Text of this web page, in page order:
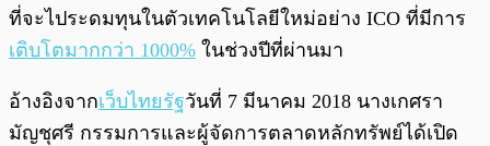
ที่จะไประดมทุนในตัวเทคโนโลยีใหม่อย่าง ICO ที่มีการ
เติบโตมากกว่า 1000% ในช่วงปีที่ผ่านมา
อ้างอิงจากเว็บไทยรัฐวันที่ 7 มีนาคม 2018 นางเกศรา
มัญชุศรี กรรมการและผู้จัดการตลาดหลักทรัพย์ได้เปิด